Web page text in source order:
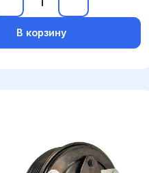
В корзину